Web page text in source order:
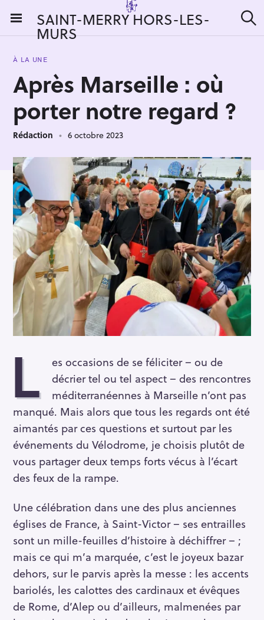
i
SAINT-MERRY HORS-LES-
MURS e
À LA UNE
Après Marseille : où
porter notre regard ?
Rédaction 6 octobre 2023
L
es occasions de se féliciter – ou de
décrier tel ou tel aspect – des rencontres
méditerranéennes à Marseille n’ont pas
manqué. Mais alors que tous les regards ont été
aimantés par ces questions et surtout par les
événements du Vélodrome, je choisis plutôt de
vous partager deux temps forts vécus à l’écart
des feux de la rampe.
Une célébration dans une des plus anciennes
églises de France, à Saint-Victor – ses entrailles
sont un mille-feuilles d’histoire à déchiffrer – ;
mais ce qui m’a marquée, c’est le joyeux bazar
dehors, sur le parvis après la messe : les accents
bariolés, les calottes des cardinaux et évêques
de Rome, d’Alep ou d’ailleurs, malmenées par